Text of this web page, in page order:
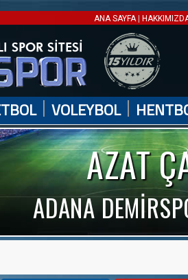
ANA SAYFA|
| VOLEYBOL |
AZAT
ADANA